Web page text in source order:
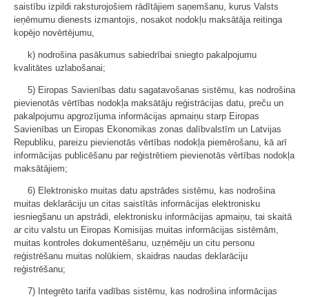
saistību izpildi raksturojošiem rādītājiem saņemšanu, kurus Valsts
ieņēmumu dienests izmantojis, nosakot nodokļu maksātāja reitinga
kopējo novērtējumu,
k) nodrošina pasākumus sabiedrībai sniegto pakalpojumu
kvalitātes uzlabošanai;
5) Eiropas Savienības datu sagatavošanas sistēmu, kas nodrošina
pievienotās vērtības nodokļa maksātāju reģistrācijas datu, preču un
pakalpojumu apgrozījuma informācijas apmaiņu starp Eiropas
Savienības un Eiropas Ekonomikas zonas dalībvalstīm un Latvijas
Republiku, pareizu pievienotās vērtības nodokļa piemērošanu, kā arī
informācijas publicēšanu par reģistrētiem pievienotās vērtības nodokļa
maksātājiem;
6) Elektronisko muitas datu apstrādes sistēmu, kas nodrošina
muitas deklarāciju un citas saistītās informācijas elektronisku
iesniegšanu un apstrādi, elektronisku informācijas apmaiņu, tai skaitā
ar citu valstu un Eiropas Komisijas muitas informācijas sistēmām,
muitas kontroles dokumentēšanu, uzņēmēju un citu personu
reģistrēšanu muitas nolūkiem, skaidras naudas deklarāciju
reģistrēšanu;
7) Integrēto tarifa vadības sistēmu, kas nodrošina informācijas